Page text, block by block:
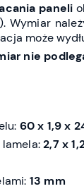
paneli
Wymiar
może
nie
60 x 1,9 x
lamela:2,7 x
13 mm